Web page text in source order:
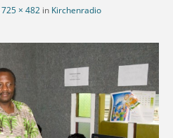
725 × 482 in Kirchenradio